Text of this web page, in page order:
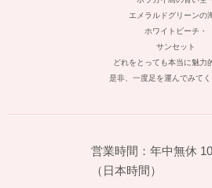
エメラルドグリーンの
ホワイトビーチ・
サンセット
どれをとっても本当に魅力
是非、一度足を運んでみてく
営業時間：年中無休
（日本時間）